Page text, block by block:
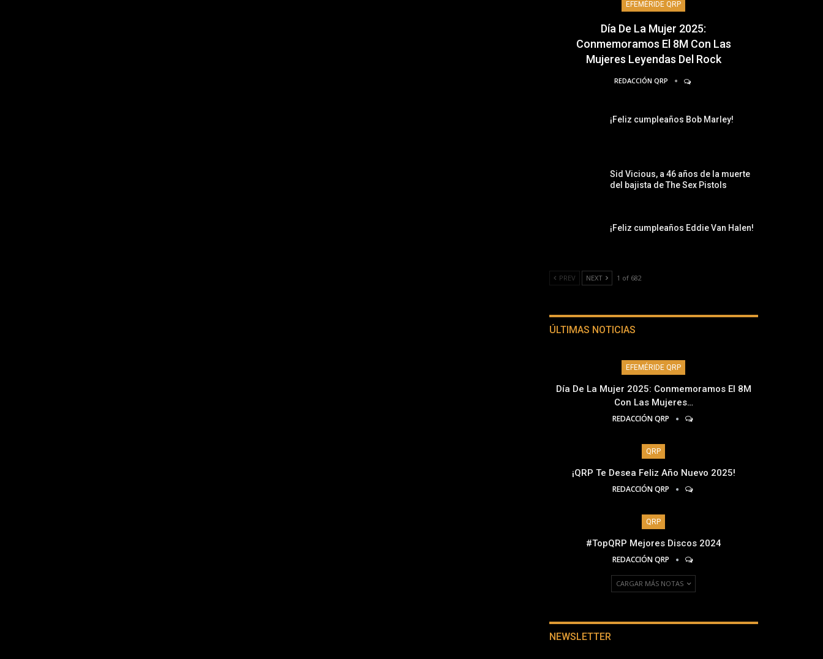
EFEMÉRIDE QRP
Día De La Mujer 2025:
Conmemoramos El 8M Con Las
Mujeres Leyendas Del Rock
REDACCIÓN QRP
¡Feliz cumpleaños Bob Marley!
Sid Vicious, a 46 años de la muerte
del bajista de The Sex Pistols
¡Feliz cumpleaños Eddie Van Halen!
PREV NEXT 1 of 682
ÚLTIMAS NOTICIAS
EFEMÉRIDE QRP
Día De La Mujer 2025: Conmemoramos El 8M
Con Las Mujeres…
REDACCIÓN QRP
QRP
¡QRP Te Desea Feliz Año Nuevo 2025!
REDACCIÓN QRP
QRP
#TopQRP Mejores Discos 2024
REDACCIÓN QRP
CARGAR MÁS NOTAS
NEWSLETTER